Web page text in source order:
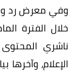
وفي معرض رد
خلال الفترة
ناشري
الإعلام،